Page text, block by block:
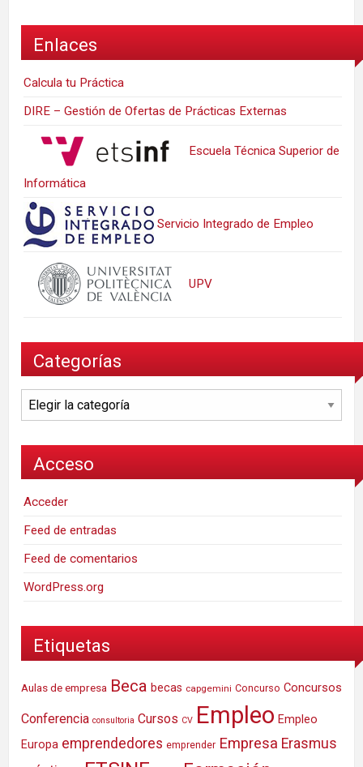
Enlaces
Calcula tu Práctica
DIRE – Gestión de Ofertas de Prácticas Externas
Escuela Técnica Superior de
Informática
Servicio Integrado de Empleo
UPV
Categorías
Categorías
Acceso
Acceder
Feed de entradas
Feed de comentarios
WordPress.org
Etiquetas
Aulas de empresa Beca becas capgemini Concurso Concursos
Conferencia consultoria Cursos CV Empleo Empleo
Europa emprendedores emprender Empresa Erasmus